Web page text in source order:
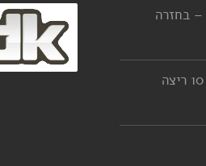
יורדים מהכביש פרק 11 – בחזרה
יורדים מהכביש – פרק 10 ריצה